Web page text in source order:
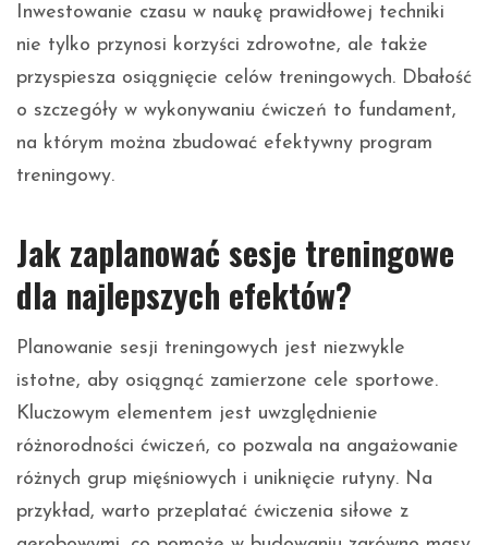
Inwestowanie czasu w naukę prawidłowej techniki
nie tylko przynosi korzyści zdrowotne, ale także
przyspiesza osiągnięcie celów treningowych. Dbałość
o szczegóły w wykonywaniu ćwiczeń to fundament,
na którym można zbudować efektywny program
treningowy.
Jak zaplanować sesje treningowe
dla najlepszych efektów?
Planowanie sesji treningowych jest niezwykle
istotne, aby osiągnąć zamierzone cele sportowe.
Kluczowym elementem jest uwzględnienie
różnorodności ćwiczeń, co pozwala na angażowanie
różnych grup mięśniowych i uniknięcie rutyny. Na
przykład, warto przeplatać ćwiczenia siłowe z